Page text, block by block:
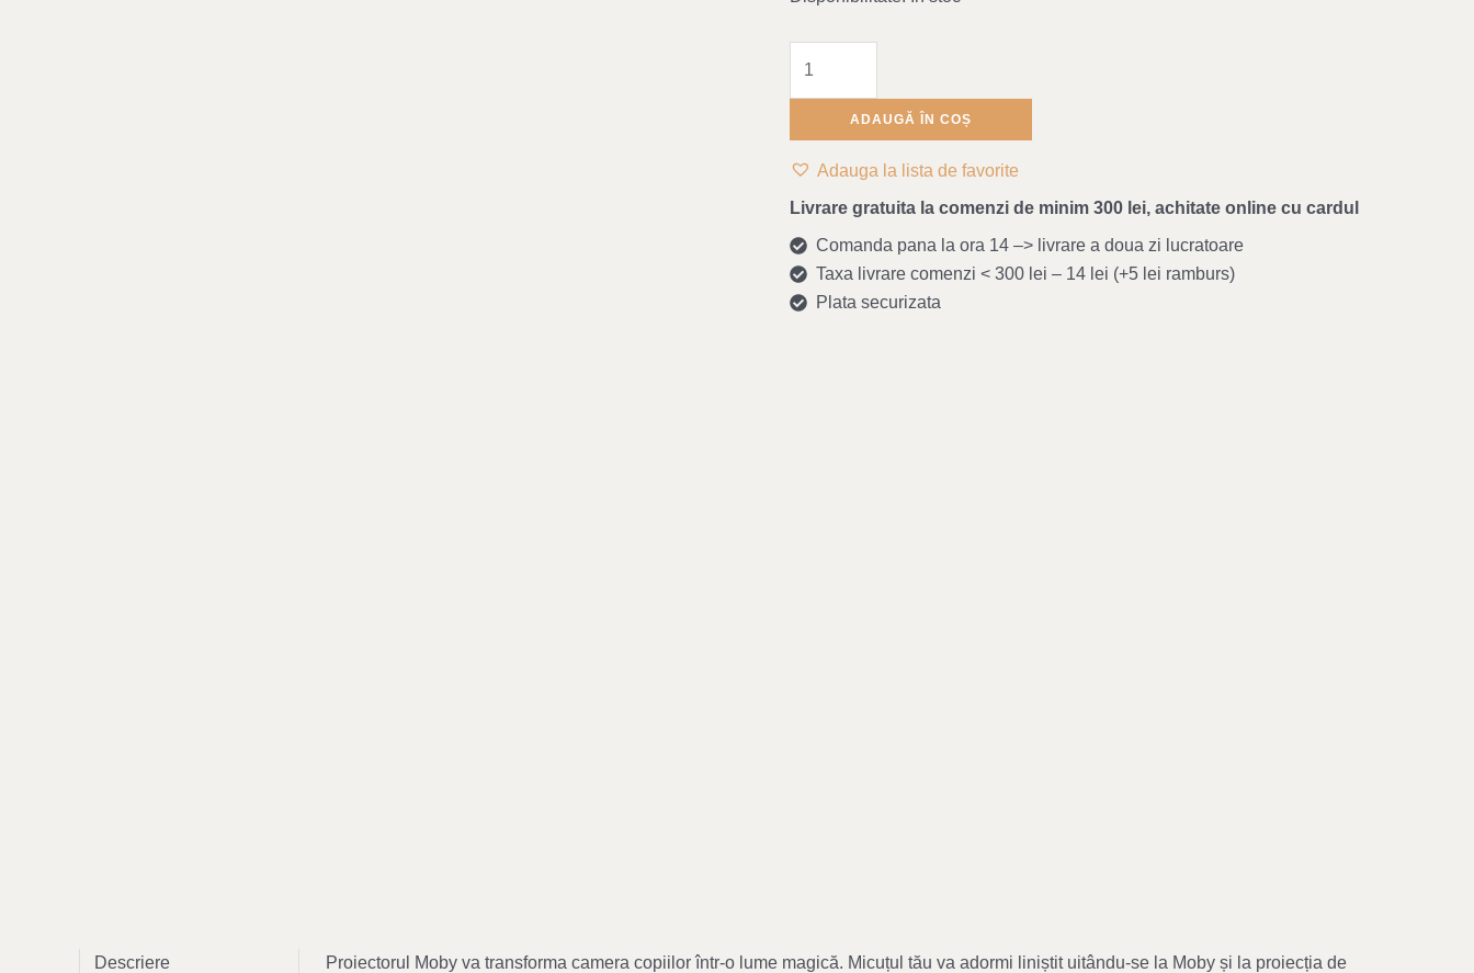
ADAUGĂ ÎN COȘ
Adauga la lista de favorite
Livrare gratuita la comenzi de minim 300 lei, achitate online cu cardul
Comanda pana la ora 14 –> livrare a doua zi lucratoare
Taxa livrare comenzi < 300 lei – 14 lei (+5 lei ramburs)
Plata securizata
Descriere
Proiectorul Moby va transforma camera copiilor într-o lume magică. Micuțul tău va adormi liniștit uitându-se la Moby și la proiecția de